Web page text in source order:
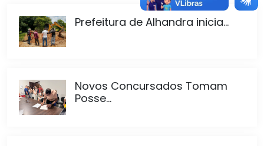
Prefeitura de Alhandra inicia...
Novos Concursados Tomam
Posse...